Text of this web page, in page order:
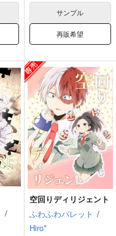
サンプル
再販希望
/
空回りディリジェント
ふわふわパレット /
Hiro*